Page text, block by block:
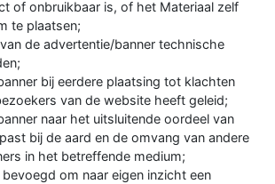
of onbruikbaar is, of het Materiaal zelf
te plaatsen;
de advertentie/banner technische
bij eerdere plaatsing tot klachten
van de website heeft geleid;
naar het uitsluitende oordeel van
bij de aard en de omvang van andere
in het betreffende medium;
om naar eigen inzicht een